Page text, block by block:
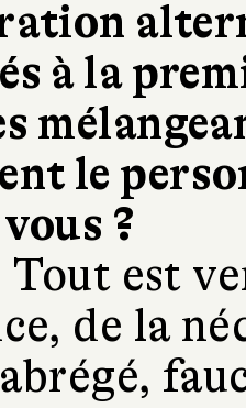
à la
le
?
Tout est
de la